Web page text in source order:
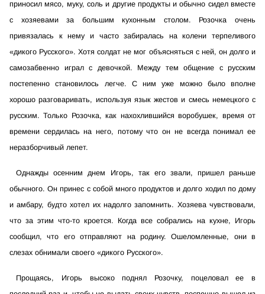
приносил мясо, муку, соль и другие продукты и обычно сидел вместе
с хозяевами за большим кухонным столом. Розочка очень
привязалась к нему и часто забиралась на колени терпеливого
«дикого Русского». Хотя солдат не мог объясняться с ней, он долго и
самозабвенно играл с девочкой. Между тем общение с русским
постепенно становилось легче. С ним уже можно было вполне
хорошо разговаривать, используя язык жестов и смесь немецкого с
русским. Только Розочка, как нахохлившийся воробушек, время от
времени сердилась на него, потому что он не всегда понимал ее
неразборчивый лепет.
Однажды осенним днем Игорь, так его звали, пришел раньше
обычного. Он принес с собой много продуктов и долго ходил по дому
и амбару, будто хотел их надолго запомнить. Хозяева чувствовали,
что за этим что-то кроется. Когда все собрались на кухне, Игорь
сообщил, что его отправляют на родину. Ошеломленные, они в
слезах обнимали своего «дикого Русского».
Прощаясь, Игорь высоко поднял Розочку, поцеловал ее в